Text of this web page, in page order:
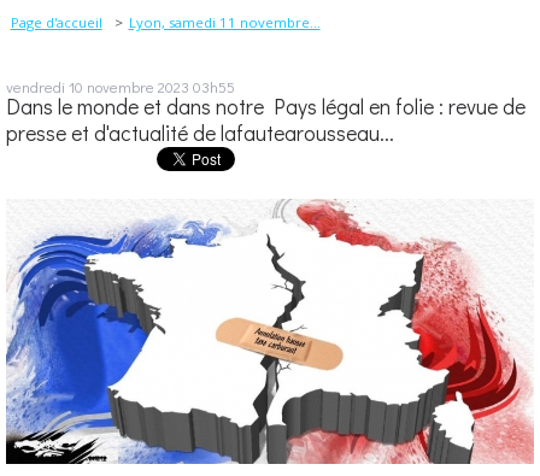
Page d'accueil
Lyon, samedi 11 novembre...
vendredi 10 novembre 2023 03h55
Dans le monde et dans notre Pays légal en folie : revue de
presse et d'actualité de lafautearousseau...